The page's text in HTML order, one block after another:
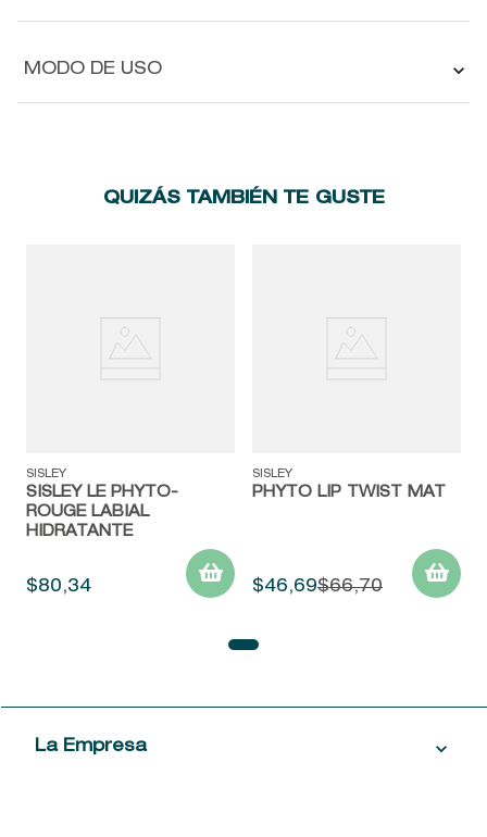
MODO DE USO
QUIZÁS TAMBIÉN TE GUSTE
SISLEY
SISLEY LE PHYTO-
ROUGE LABIAL
HIDRATANTE
$80,34
SISLEY
PHYTO LIP TWIST MAT
$46,69$66,70
La Empresa